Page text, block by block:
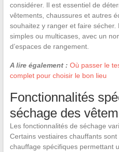
considérer. Il est essentiel de
vêtements, chaussures et autres
souhaitez y ranger et faire
simples ou multicases, avec un
d’espaces de rangement.
A lire également : Où passer le
complet pour choisir le bon lieu
Fonctionnalités
séchage des
Les fonctionnalités de séchage
Certains vestiaires chauffants
chauffage spécifiques permettant